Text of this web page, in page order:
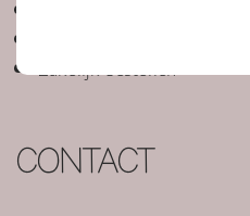
Zakelijk bestellen
CONTACT